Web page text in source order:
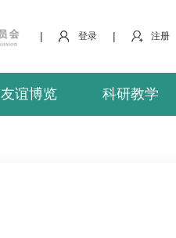
| 登录 | 注册
友谊博览 科研教学